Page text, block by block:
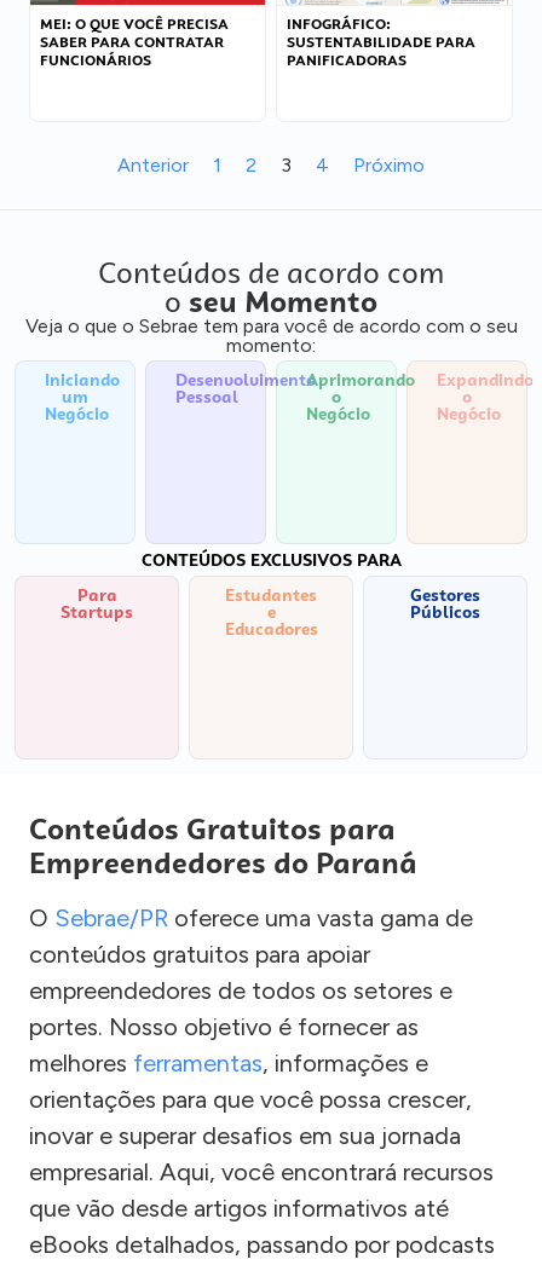
MEI: O QUE VOCÊ PRECISA
SABER PARA CONTRATAR
FUNCIONÁRIOS
INFOGRÁFICO:
SUSTENTABILIDADE PARA
PANIFICADORAS
Anterior 1 2 3 4 Próximo
Conteúdos de acordo com
o seu Momento
Veja o que o Sebrae tem para você de acordo com o seu
momento:
Iniciando
um
Negócio
Desenvolvimento
Pessoal
Aprimorando
o
Negócio
Expandindo
o
Negócio
CONTEÚDOS EXCLUSIVOS PARA
Para
Startups
Estudantes
e
Educadores
Gestores
Públicos
Conteúdos Gratuitos para
Empreendedores do Paraná
O Sebrae/PR oferece uma vasta gama de
conteúdos gratuitos para apoiar
empreendedores de todos os setores e
portes. Nosso objetivo é fornecer as
melhores ferramentas, informações e
orientações para que você possa crescer,
inovar e superar desafios em sua jornada
empresarial. Aqui, você encontrará recursos
que vão desde artigos informativos até
eBooks detalhados, passando por podcasts